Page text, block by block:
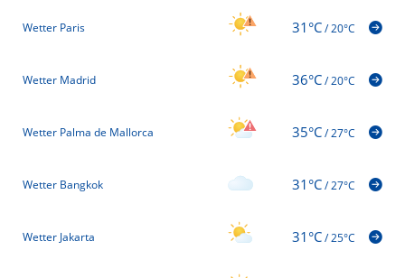
Wetter Paris 31°C/20°C
Wetter Madrid 36°C/20°C
Wetter Palma de Mallorca 35°C/27°C
Wetter Bangkok 31°C/27°C
Wetter Jakarta 31°C/25°C